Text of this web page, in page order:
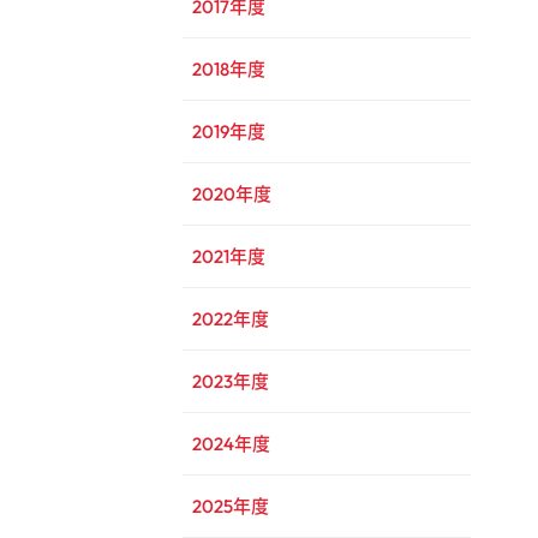
2017年度
2018年度
2019年度
2020年度
2021年度
2022年度
2023年度
2024年度
2025年度